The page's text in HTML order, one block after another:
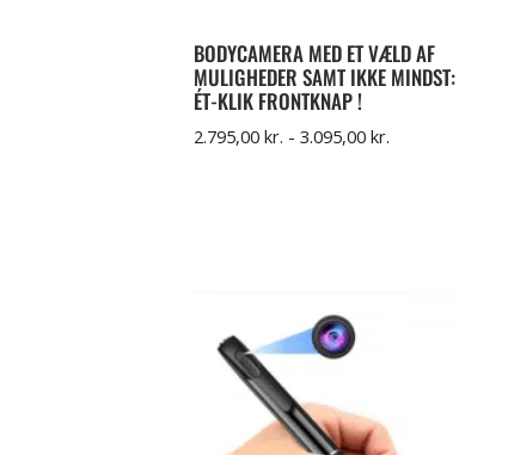
BODYCAMERA MED ET VÆLD AF
MULIGHEDER SAMT IKKE MINDST:
ÉT-KLIK FRONTKNAP !
2.795,00 kr. - 3.095,00 kr.